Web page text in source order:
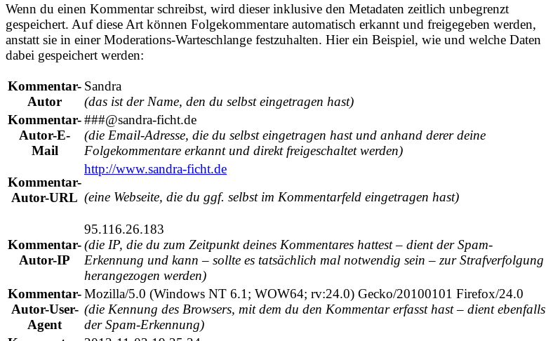
Wenn du einen Kommentar schreibst, wird dieser inklusive den Metadaten zeitlich unbegrenzt
gespeichert. Auf diese Art können Folgekommentare automatisch erkannt und freigegeben werden,
anstatt sie in einer Moderations-Warteschlange festzuhalten. Hier ein Beispiel, wie und welche Daten
dabei gespeichert werden:
Kommentar-
Autor
Sandra
(das ist der Name, den du selbst eingetragen hast)
Kommentar-
Autor-E-
Mail
###@sandra-ficht.de
(die Email-Adresse, die du selbst eingetragen hast und anhand derer deine
Folgekommentare erkannt und direkt freigeschaltet werden)
Kommentar-
Autor-URL
http://www.sandra-ficht.de
(eine Webseite, die du ggf. selbst im Kommentarfeld eingetragen hast)
Kommentar-
Autor-IP
95.116.26.183
(die IP, die du zum Zeitpunkt deines Kommentares hattest – dient der Spam-
Erkennung und kann – sollte es tatsächlich mal notwendig sein – zur Strafverfolgung
herangezogen werden)
Kommentar-
Autor-User-
Agent
Mozilla/5.0 (Windows NT 6.1; WOW64; rv:24.0) Gecko/20100101 Firefox/24.0
(die Kennung des Browsers, mit dem du den Kommentar erfasst hast – dient ebenfalls
der Spam-Erkennung)